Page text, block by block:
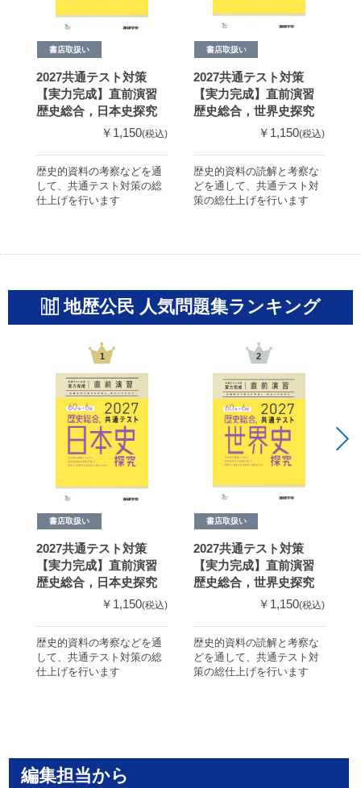
書店取扱い
2027共通テスト対策
【実力完成】直前演習
歴史総合，日本史探究
￥1,150(税込)
歴史的資料の考察などを通
して、共通テスト対策の総
仕上げを行います
書店取扱い
2027共通テスト対策
【実力完成】直前演習
歴史総合，世界史探究
￥1,150(税込)
歴史的資料の読解と考察な
どを通して、共通テスト対
策の総仕上げを行います
地歴公民 人気問題集ランキング
1
書店取扱い
2027共通テスト対策
【実力完成】直前演習
歴史総合，日本史探究
￥1,150(税込)
歴史的資料の考察などを通
して、共通テスト対策の総
仕上げを行います
2
書店取扱い
2027共通テスト対策
【実力完成】直前演習
歴史総合，世界史探究
￥1,150(税込)
歴史的資料の読解と考察な
どを通して、共通テスト対
策の総仕上げを行います
編集担当から